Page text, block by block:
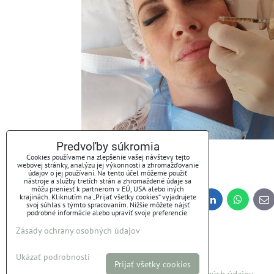
FacebookTwitter BlueskyPinterestReddit LinkedInWhatsApp
E-
Predvoľby súkromia
Cookies používame na zlepšenie vašej návštevy tejto
webovej stránky, analýzu jej výkonnosti a zhromažďovanie
údajov o jej používaní. Na tento účel môžeme použiť
nástroje a služby tretích strán a zhromaždené údaje sa
môžu preniesť k partnerom v EÚ, USA alebo iných
krajinách. Kliknutím na „Prijať všetky cookies“ vyjadrujete
svoj súhlas s týmto spracovaním. Nižšie môžete nájsť
podrobné informácie alebo upraviť svoje preferencie.
Zásady ochrany osobných údajov
Ukázať podrobnosti
Prijať všetky cookies